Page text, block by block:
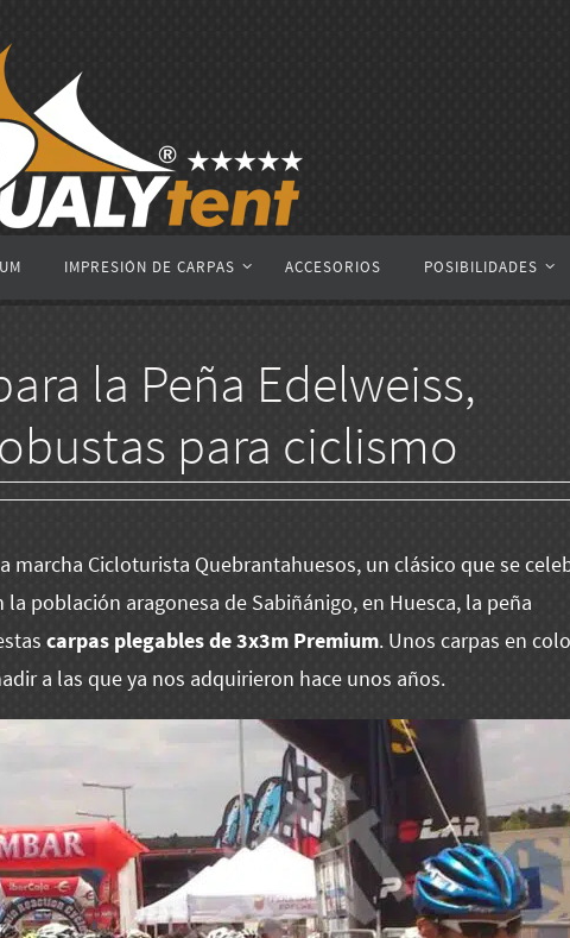
IMPRESIÓN DE CARPAS ACCESORIOS POSIBILIDADES
la Peña Edelweiss,
para ciclismo
marcha Cicloturista Quebrantahuesos, un clásico que se
la población aragonesa de Sabiñánigo, en Huesca, la peña
carpas plegables de 3x3m Premium. Unos carpas en
a las que ya nos adquirieron hace unos años.